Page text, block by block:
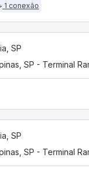
1 conexão
SP
SP - Terminal
SP
SP - Terminal